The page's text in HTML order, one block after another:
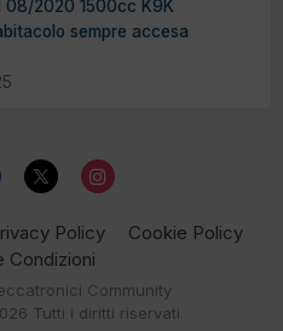
08/2020 1500cc K9K
sempre accesa
Policy
Cookie Policy
Condizioni
Community
Tutti i diritti riservati